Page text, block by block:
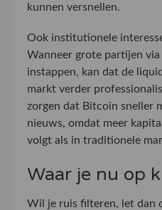
kunnen versnellen.
Ook institutionele
Wanneer grote partijen
instappen, kan dat de
markt verder
zorgen dat Bitcoin sneller
nieuws, omdat meer
volgt als in traditionele
Waar je nu op
Wil je ruis filteren, let dan